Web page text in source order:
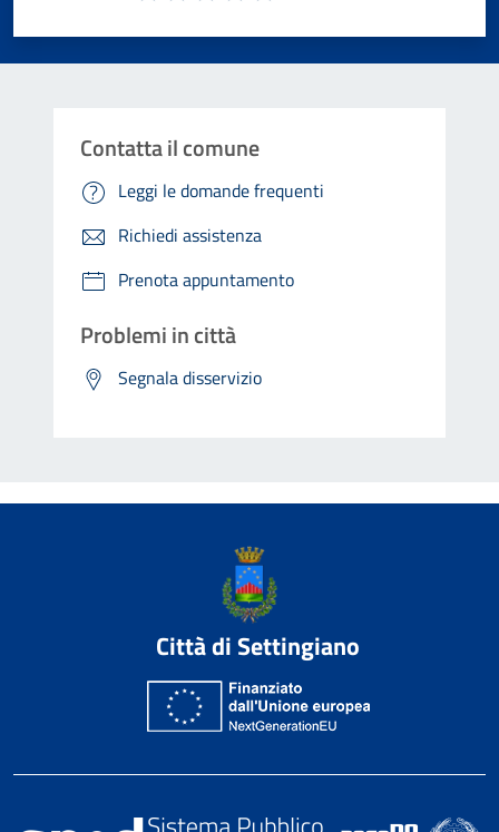
Contatta il comune
Leggi le domande frequenti
Richiedi assistenza
Prenota appuntamento
Problemi in città
Segnala disservizio
Città di Settingiano